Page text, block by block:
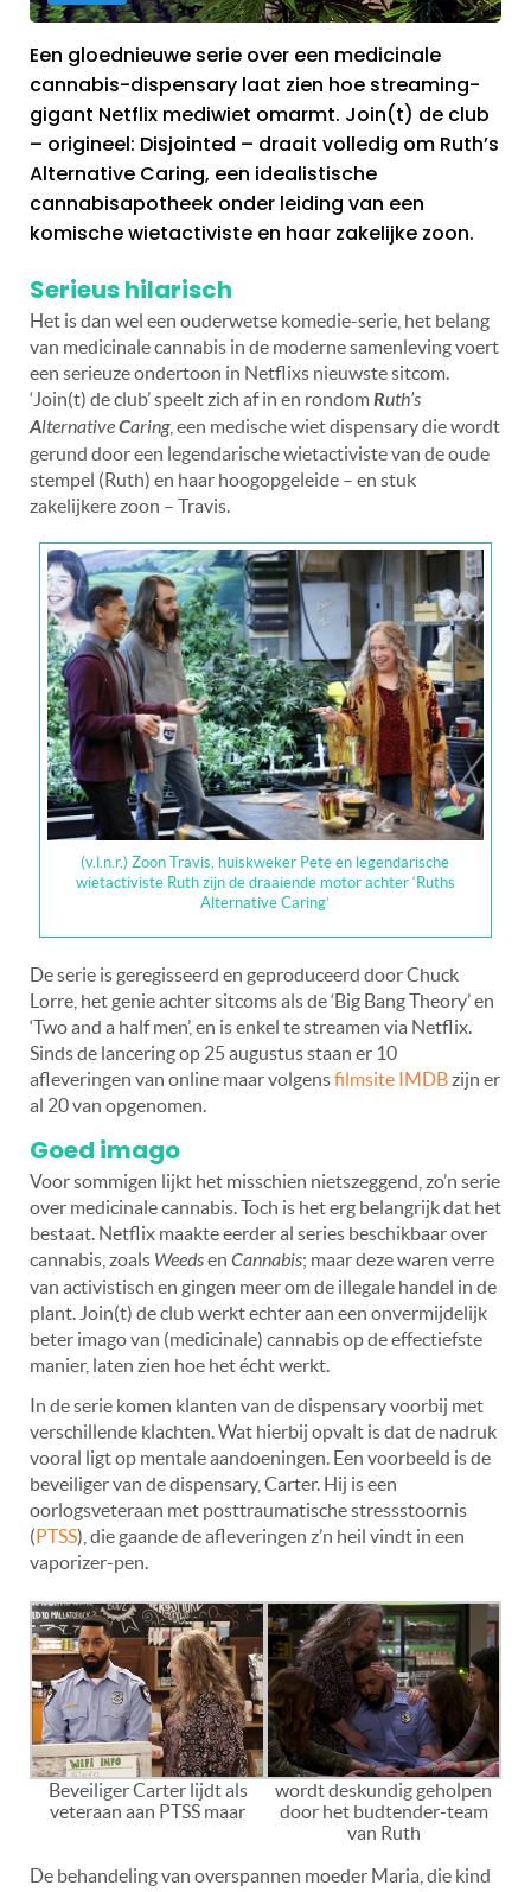
Een gloednieuwe serie over een medicinale
cannabis-dispensary laat zien hoe streaming-
gigant Netflix mediwiet omarmt. Join(t) de club
– origineel: Disjointed – draait volledig om Ruth’s
Alternative Caring, een idealistische
cannabisapotheek onder leiding van een
komische wietactiviste en haar zakelijke zoon.
Serieus hilarisch
Het is dan wel een ouderwetse komedie-serie, het belang
van medicinale cannabis in de moderne samenleving voert
een serieuze ondertoon in Netflixs nieuwste sitcom.
‘Join(t) de club’ speelt zich af in en rondomRuth’s
AlternativeCaring, een medische wiet dispensary die wordt
gerund door een legendarische wietactiviste van de oude
stempel (Ruth) en haar hoogopgeleide – en stuk
zakelijkere zoon – Travis.
(v.l.n.r.) Zoon Travis, huiskweker Pete en legendarische
wietactiviste Ruth zijn de draaiende motor achter ‘Ruths
Alternative Caring’
De serie is geregisseerd en geproduceerd door Chuck
Lorre, het genie achter sitcoms als de ‘Big Bang Theory’ en
‘Two and a half men’, en is enkel te streamen via Netflix.
Sinds de lancering op 25 augustus staan er 10
afleveringen van online maar volgensfilmsite IMDBzijn er
al 20 van opgenomen.
Goed imago
Voor sommigen lijkt het misschien nietszeggend, zo’n serie
over medicinale cannabis. Toch is het erg belangrijk dat het
bestaat. Netflix maakte eerder al series beschikbaar over
cannabis, zoals Weedsen Cannabis; maar deze waren verre
van activistisch en gingen meer om de illegale handel in de
plant. Join(t) de club werkt echter aan een onvermijdelijk
beter imago van (medicinale) cannabis op de effectiefste
manier, laten zien hoe het écht werkt.
In de serie komen klanten van de dispensary voorbij met
verschillende klachten. Wat hierbij opvalt is dat de nadruk
vooral ligt op mentale aandoeningen. Een voorbeeld is de
beveiliger van de dispensary, Carter. Hij is een
oorlogsveteraan met posttraumatische stressstoornis
(PTSS), die gaande de afleveringen z’n heil vindt in een
vaporizer-pen.
Beveiliger Carter lijdt als
veteraan aan PTSS maar
wordt deskundig geholpen
door het budtender-team
van Ruth
De behandeling van overspannen moeder Maria, die kind